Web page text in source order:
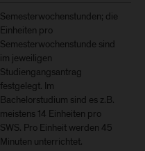
Semesterwochenstunden; die
Einheiten pro
Semesterwochenstunde sind
im jeweiligen
Studiengangsantrag
festgelegt. Im
Bachelorstudium sind es z.B.
meistens 14 Einheiten pro
SWS. Pro Einheit werden 45
Minuten unterrichtet.